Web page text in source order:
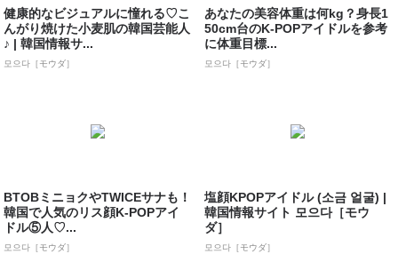
健康的なビジュアルに憧れる♡こ
んがり焼けた小麦肌の韓国芸能人
♪ | 韓国情報サ...
모으다［モウダ］
あなたの美容体重は何kg？身長1
50cm台のK-POPアイドルを参考
に体重目標...
모으다［モウダ］
BTOBミニョクやTWICEサナも！
韓国で人気のリス顔K-POPアイ
ドル⑤人♡...
모으다［モウダ］
塩顔KPOPアイドル (소금 얼굴) |
韓国情報サイト 모으다［モウ
ダ］
모으다［モウダ］